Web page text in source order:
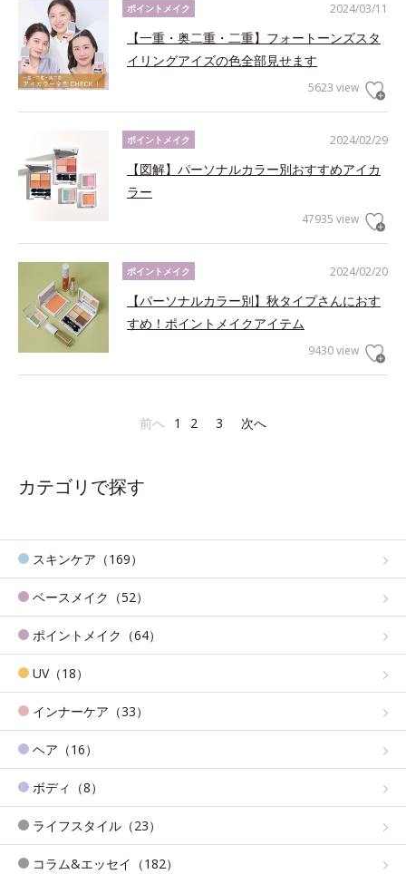
2024/03/11
ポイントメイク
【一重・奥二重・二重】フォートーンズスタ
イリングアイズの色全部見せます
5623 view
2024/02/29
ポイントメイク
【図解】パーソナルカラー別おすすめアイカ
ラー
47935 view
2024/02/20
ポイントメイク
【パーソナルカラー別】秋タイプさんにおす
すめ！ポイントメイクアイテム
9430 view
前へ 1 2 3 次へ
カテゴリで探す
スキンケア（169）
ベースメイク（52）
ポイントメイク（64）
UV（18）
インナーケア（33）
ヘア（16）
ボディ（8）
ライフスタイル（23）
コラム&エッセイ（182）